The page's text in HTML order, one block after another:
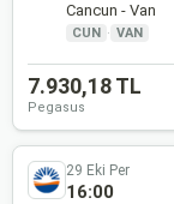
Cancun - Van
CUN · VAN
7.930,18 TL
Pegasus
29 Eki Per
16:00